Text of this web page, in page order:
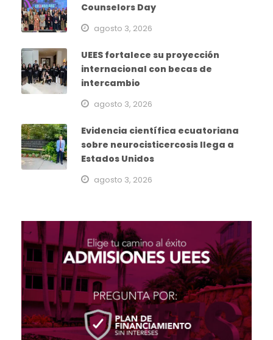
Counselors Day
agosto 3, 2026
UEES fortalece su proyección
internacional con becas de
intercambio
agosto 3, 2026
Evidencia científica ecuatoriana
sobre neurocisticercosis llega a
Estados Unidos
agosto 3, 2026